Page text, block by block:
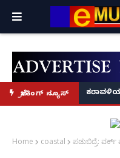
ಬ್ರೇಕಿಂಗ್ ನ್ಯೂಸ್‘ಭಕ್ತ ಪ್ರಹ್ಲಾದ’, ‘ಹೇ
Home coastal ಪಡುಬಿದ್ರೆ: